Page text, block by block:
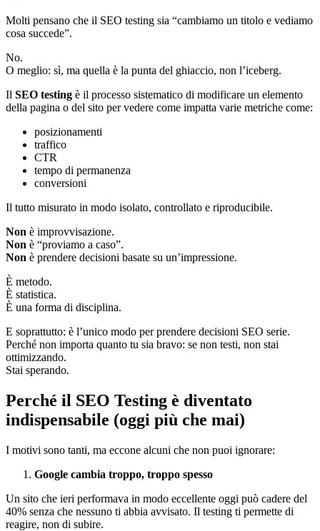
Molti pensano che il SEO testing sia “cambiamo un titolo e vediamo
cosa succede”.
No.
O meglio: sì, ma quella è la punta del ghiaccio, non l’iceberg.
Il SEO testing è il processo sistematico di modificare un elemento
della pagina o del sito per vedere come impatta varie metriche come:
posizionamenti
traffico
CTR
tempo di permanenza
conversioni
Il tutto misurato in modo isolato, controllato e riproducibile.
Non è improvvisazione.
Non è “proviamo a caso”.
Non è prendere decisioni basate su un’impressione.
È metodo.
È statistica.
È una forma di disciplina.
E soprattutto: è l’unico modo per prendere decisioni SEO serie.
Perché non importa quanto tu sia bravo: se non testi, non stai
ottimizzando.
Stai sperando.
Perché il SEO Testing è diventato
indispensabile (oggi più che mai)
I motivi sono tanti, ma eccone alcuni che non puoi ignorare:
Google cambia troppo, troppo spesso
Un sito che ieri performava in modo eccellente oggi può cadere del
40% senza che nessuno ti abbia avvisato. Il testing ti permette di
reagire, non di subire.